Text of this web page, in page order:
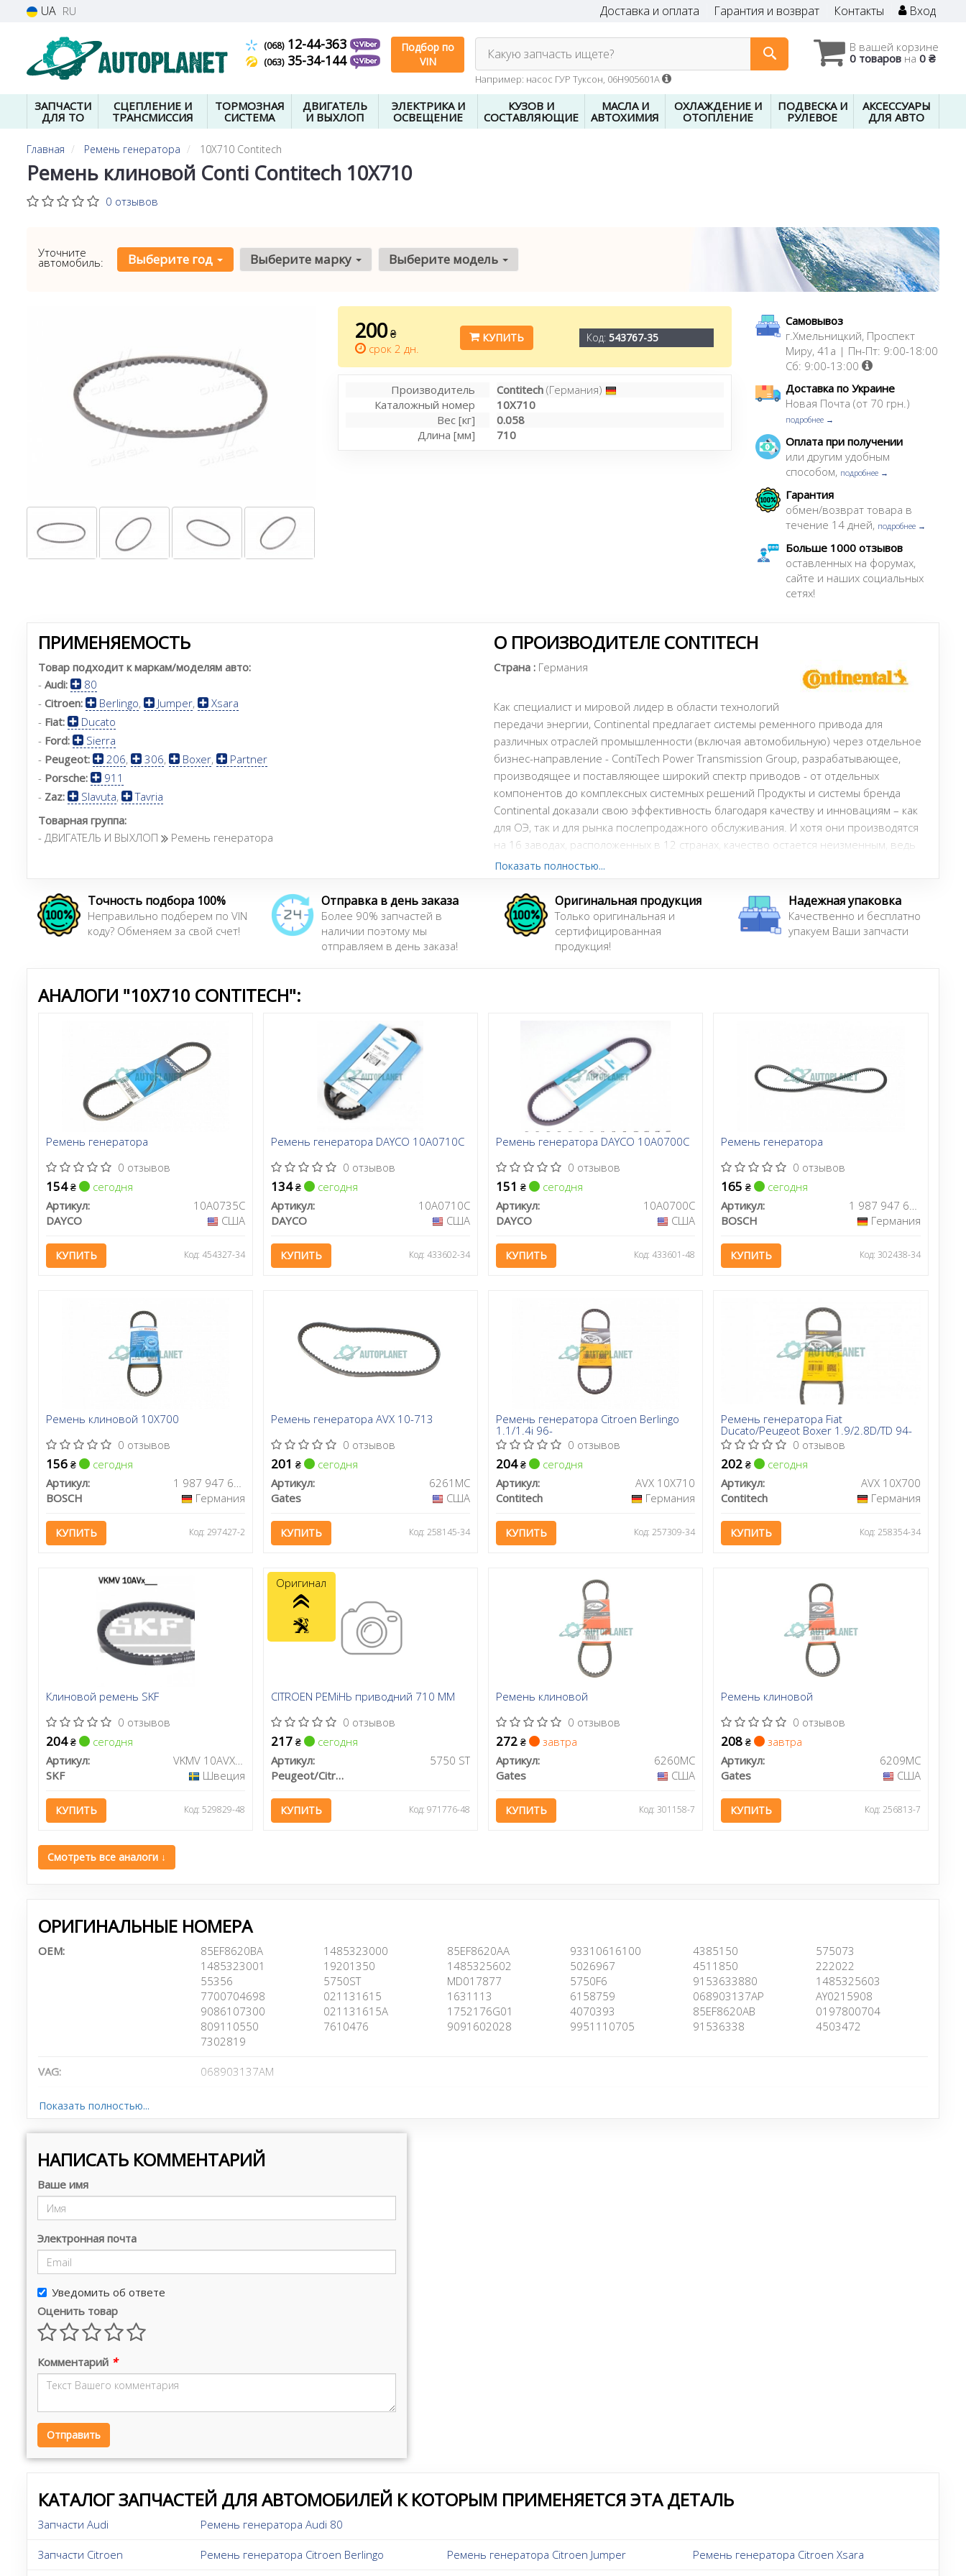
UA RU Доставка и оплата Гарантия и возврат Контакты Вход
(068)12-44-363
(063)35-34-144
Подбор по
VIN
В вашей корзине
0 товаров на 0 ₴
Какую запчасть ищете?
Например: насос ГУР Туксон, 06H905601A
ЗАПЧАСТИ
ДЛЯ ТО
СЦЕПЛЕНИЕ И
ТРАНСМИССИЯ
ТОРМОЗНАЯ
СИСТЕМА
ДВИГАТЕЛЬ
И ВЫХЛОП
ЭЛЕКТРИКА И
ОСВЕЩЕНИЕ
КУЗОВ И
СОСТАВЛЯЮЩИЕ
МАСЛА И
АВТОХИМИЯ
ОХЛАЖДЕНИЕ И
ОТОПЛЕНИЕ
ПОДВЕСКА И
РУЛЕВОЕ
АКСЕССУАРЫ
ДЛЯ АВТО
Главная Ремень генератора 10X710 Contitech
Ремень клиновой Conti Contitech 10X710
0 отзывов
Уточните
автомобиль: Выберите год Выберите марку Выберите модель
200 ₴
срок 2 дн.
КУПИТЬ Код:543767-35
Производитель Contitech (Германия)
Каталожный номер
10X710
Вес [кг]
0.058
Длина [мм]
710
Самовывоз
г.Хмельницкий, Проспект
Миру, 41а | Пн-Пт: 9:00-18:00
Сб: 9:00-13:00
Доставка по Украине
Новая Почта (от 70 грн.)
подробнее →
Оплата при получении
или другим удобным
способом, подробнее →
Гарантия
обмен/возврат товара в
течение 14 дней, подробнее →
Больше 1000 отзывов
оставленных на форумах,
сайте и наших социальных
сетях!
ПРИМЕНЯЕМОСТЬ
Товар подходит к маркам/моделям авто:
- Audi:
80
- Citroen: Berlingo, Jumper,
Xsara
- Fiat:
Ducato
- Ford:
Sierra
- Peugeot: 206, 306, Boxer,
Partner
- Porsche:
911
- Zaz: Slavuta,
Tavria
Товарная группа:
- ДВИГАТЕЛЬ И ВЫХЛОП
Ремень генератора
О ПРОИЗВОДИТЕЛЕ CONTITECH
Страна : Германия
Как специалист и мировой лидер в области технологий
передачи энергии, Continental предлагает системы ременного привода для
различных отраслей промышленности (включая автомобильную) через отдельное
бизнес-направление - ContiTech Power Transmission Group, разрабатывающее,
производящее и поставляющее широкий спектр приводов - от отдельных
компонентов до комплексных системных решений Продукты и системы бренда
Continental доказали свою эффективность благодаря качеству и инновациям – как
для ОЭ, так и для рынка послепродажного обслуживания. И хотя они производятся
на 16 заводах, расположенных в 12 странах, качество остается неизменным, ведь
производство сертифицировано согласно DIN EN ISO 9001, 14001 and ISO/TS
Сайт: www.contitech.de
Показать полностью...
Точность подбора 100%
Неправильно подберем по VIN
коду? Обменяем за свой счет!
Отправка в день заказа
Более 90% запчастей в
наличии поэтому мы
отправляем в день заказа!
Оригинальная продукция
Только оригинальная и
сертифицированная
продукция!
Надежная упаковка
Качественно и бесплатно
упакуем Ваши запчасти
АНАЛОГИ "10X710 CONTITECH":
Ремень генератора
0 отзывов
154₴
сегодня
Артикул:
10A0735C
DAYCO
США
КУПИТЬ Код: 454327-34
Ремень генератора DAYCO 10A0710C
0 отзывов
134₴
сегодня
Артикул:
10A0710C
DAYCO
США
КУПИТЬ Код: 433602-34
Ремень генератора DAYCO 10A0700C
0 отзывов
151 ₴
сегодня
Артикул:
10A0700C
DAYCO
США
КУПИТЬ Код: 433601-48
Ремень генератора
0 отзывов
165₴
сегодня
Артикул:
1 987 947 683
BOSCH
Германия
КУПИТЬ Код: 302438-34
Ремень клиновой 10X700
0 отзывов
156 ₴
сегодня
Артикул:
1 987 947 630
BOSCH
Германия
КУПИТЬ Код: 297427-2
Ремень генератора AVX 10-713
0 отзывов
201 ₴
сегодня
Артикул:
6261MC
Gates
США
КУПИТЬ Код: 258145-34
Ремень генератора Citroen Berlingo
1.1/1.4i 96-
0 отзывов
204₴
сегодня
Артикул:
AVX 10X710
Contitech
Германия
КУПИТЬ Код: 257309-34
Ремень генератора Fiat
Ducato/Peugeot Boxer 1.9/2.8D/TD 94-
0 отзывов
202₴
сегодня
Артикул:
AVX 10X700
Contitech
Германия
КУПИТЬ Код: 258354-34
Клиновой ремень SKF
0 отзывов
204₴
сегодня
Артикул:
VKMV 10AVX710
SKF
Швеция
КУПИТЬ Код: 529829-48
CITROEN РЕМіНЬ приводний 710 ММ
0 отзывов
217 ₴
сегодня
Артикул:
5750 ST
Peugeot/Citroen
КУПИТЬ Код: 971776-48
Оригинал
Ремень клиновой
0 отзывов
272 ₴
завтра
Артикул:
6260MC
Gates
США
КУПИТЬ Код: 301158-7
Ремень клиновой
0 отзывов
208₴
завтра
Артикул:
6209MC
Gates
США
КУПИТЬ Код: 256813-7
Смотреть все аналоги ↓
ОРИГИНАЛЬНЫЕ НОМЕРА
OEM: 85EF8620BA 1485323000 85EF8620AA 93310616100 4385150
575073
1485323001
19201350 1485325602 5026967 4511850
222022
55356
5750ST MD017877 5750F6 9153633880
1485325603
7700704698
021131615 1631113 6158759 068903137AP
AY0215908
9086107300
021131615A 1752176G01 4070393 85EF8620AB
0197800704
809110550
7610476 9091602028 9951110705 91536338
4503472
7302819
VAG: 068903137AM
АВТОВАЗ:
RENAULT: 7700621031
DAIHATSU: 9004832126
VOLVO: 950805
PORSCHE: 99919201350
Показать полностью...
НАПИСАТЬ КОММЕНТАРИЙ
Ваше имя
Электронная почта
Уведомить об ответе
Оценить товар
Комментарий *
Отправить
КАТАЛОГ ЗАПЧАСТЕЙ ДЛЯ АВТОМОБИЛЕЙ К КОТОРЫМ ПРИМЕНЯЕТСЯ ЭТА ДЕТАЛЬ
Запчасти Audi Ремень генератора Audi 80
Запчасти Citroen Ремень генератора Citroen Berlingo Ремень генератора Citroen Jumper Ремень генератора Citroen Xsara